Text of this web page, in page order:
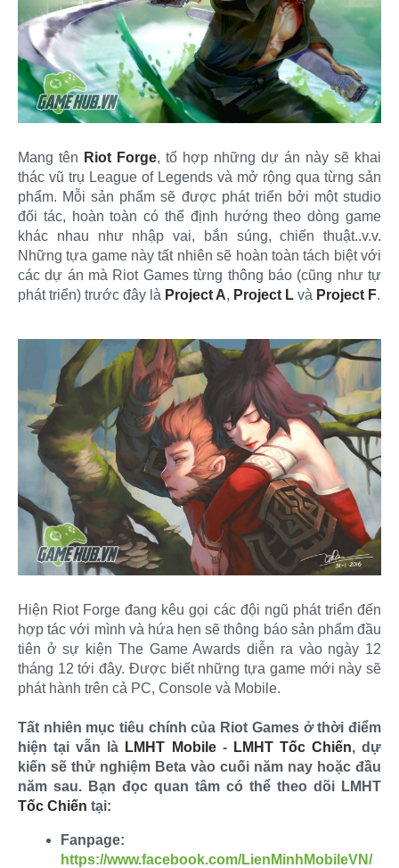
Mang tên Riot Forge, tổ hợp những dự án này sẽ khai
thác vũ trụ League of Legends và mở rộng qua từng sản
phẩm. Mỗi sản phẩm sẽ được phát triển bởi một studio
đối tác, hoàn toàn có thể định hướng theo dòng game
khác nhau như nhập vai, bắn súng, chiến thuật..v.v.
Những tựa game này tất nhiên sẽ hoàn toàn tách biệt với
các dự án mà Riot Games từng thông báo (cũng như tự
phát triển) trước đây là Project A, Project L và Project F.
Hiện Riot Forge đang kêu gọi các đội ngũ phát triển đến
hợp tác với mình và hứa hẹn sẽ thông báo sản phẩm đầu
tiên ở sự kiện The Game Awards diễn ra vào ngày 12
tháng 12 tới đây. Được biết những tựa game mới này sẽ
phát hành trên cả PC, Console và Mobile.
Tất nhiên mục tiêu chính của Riot Games ở thời điểm
hiện tại vẫn là LMHT Mobile- LMHT Tốc Chiến, dự
kiến sẽ thử nghiệm Beta vào cuối năm nay hoặc đầu
năm sau. Bạn đọc quan tâm có thể theo dõi LMHT
Tốc Chiến tại:
Fanpage:
https://www.facebook.com/LienMinhMobileVN/